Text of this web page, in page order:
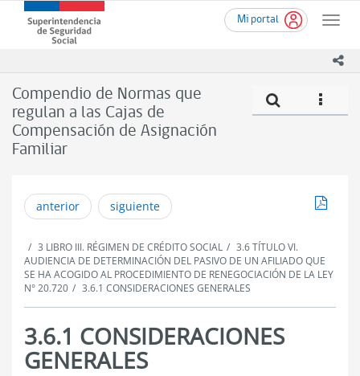
contenido
Mi portal
Toggle
Superintendencia
de
(SUSESO)
-
Gobierno
de
Chile
Compendio de Normas que
regulan a las Cajas de
Compensación de Asignación
Familiar
icono
anterior siguiente
3 LIBRO III. RÉGIMEN DE CRÉDITO SOCIAL
3.6 TÍTULO VI.
AUDIENCIA DE DETERMINACIÓN DEL PASIVO DE UN AFILIADO QUE
SE HA ACOGIDO AL PROCEDIMIENTO DE RENEGOCIACIÓN DE LA LEY
N° 20.720
3.6.1 CONSIDERACIONES GENERALES
3.6.1 CONSIDERACIONES
GENERALES